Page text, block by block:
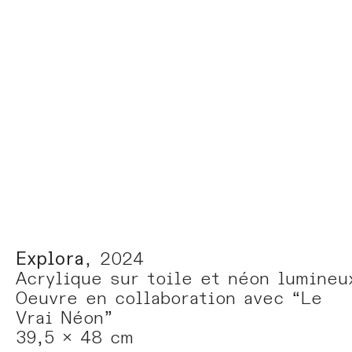
Explora, 2024
Acrylique sur toile et néon
Oeuvre en collaboration avec “Le
Vrai Néon”
39,5 x 48 cm